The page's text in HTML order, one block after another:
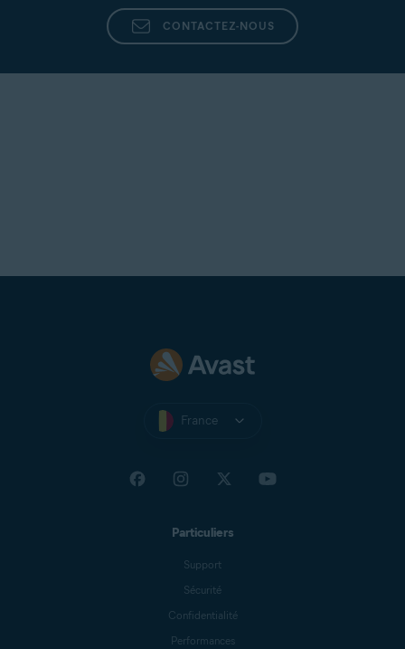
CONTACTEZ-NOUS
France
Particuliers
Support
Sécurité
Confidentialité
Performances